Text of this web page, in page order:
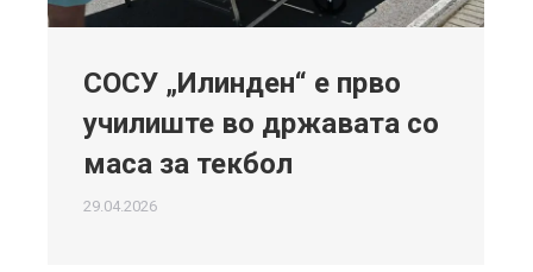
СОСУ „Илинден“ е прво
училиште во државата со
маса за текбол
29.04.2026